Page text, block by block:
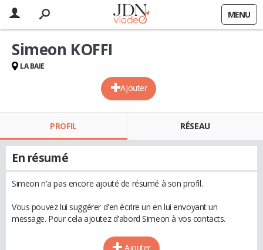
MENU
Ajouter
Simeon KOFFI
LA BAIE
PROFIL RÉSEAU
En résumé
Simeon n'a pas encore ajouté de résumé à son profil.
Vous pouvez lui suggérer d'en écrire un en lui envoyant un
message. Pour cela ajoutez d'abord Simeon à vos contacts.
Ajouter